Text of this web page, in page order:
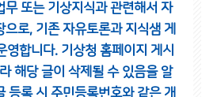
무 또는 기상지식과 관련해서 자
으로, 기존 자유토론과 지식샘 게
영합니다. 기상청 홈페이지 게시
해당 글이 삭제될 수 있음을 알
등록 시 주민등록번호와 같은 개